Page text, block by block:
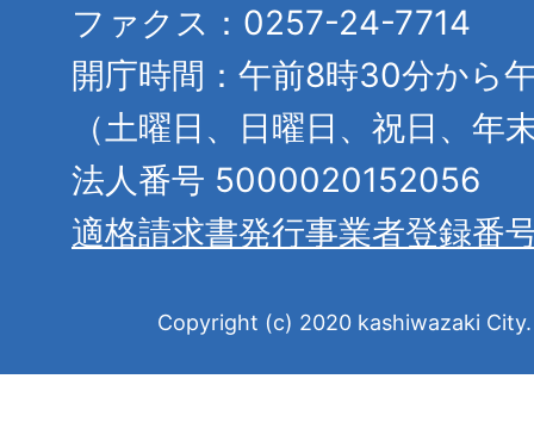
ファクス：0257-24-7714
開庁時間：午前8時30分から
（土曜日、日曜日、祝日、年
法人番号 5000020152056
適格請求書発行事業者登録番
Copyright (c) 2020 kashiwazaki